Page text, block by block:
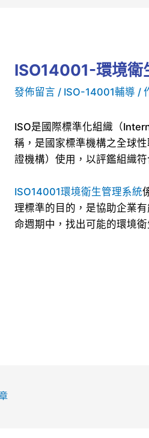
ISO14001-環境衛
發佈留言 / ISO-14001輔導 /
ISO是國際標準化組織（
稱，是國家標準機構之全球
證機構）使用，以評鑑組織
ISO14001環境衛生管理系統
理標準的目的，是協助企業
命週期中，找出可能的環境